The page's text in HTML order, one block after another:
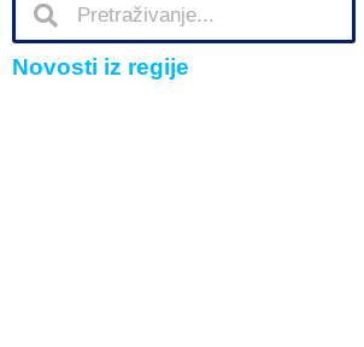
Novosti iz regije